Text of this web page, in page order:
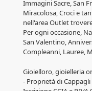
Immagini Sacre, San
Miracolosa, Croci e
nell'area Outlet
Per ogni occasione,
San Valentino,
Compleanni, Lauree,
Gioielloro, gioielleria
- Proprietà di Cappagli